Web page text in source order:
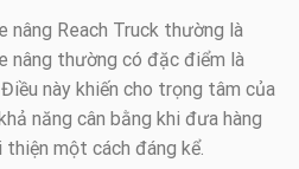
nâng Reach Truck thường là
nâng thường có đặc điểm là
này khiến cho trọng tâm của
năng cân bằng khi đưa hàng
một cách đáng kể.